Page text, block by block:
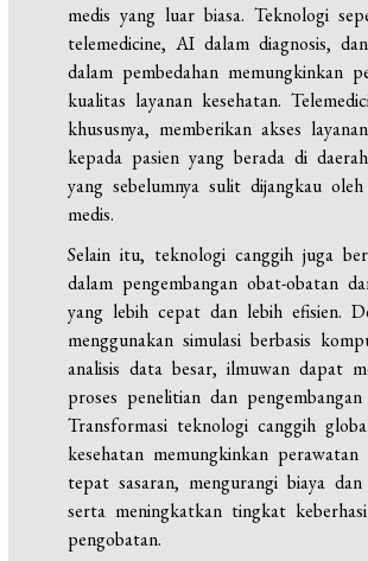
medis yang luar biasa. Teknologi
telemedicine, AI dalam diagnosis,
dalam pembedahan memungkinkan
kualitas layanan kesehatan.
khususnya, memberikan akses
kepada pasien yang berada di
yang sebelumnya sulit dijangkau
medis.
Selain itu, teknologi canggih juga
dalam pengembangan obat-obatan
yang lebih cepat dan lebih efisien.
menggunakan simulasi berbasis
analisis data besar, ilmuwan dapat
proses penelitian dan
Transformasi teknologi canggih
kesehatan memungkinkan
tepat sasaran, mengurangi biaya
serta meningkatkan tingkat
pengobatan.